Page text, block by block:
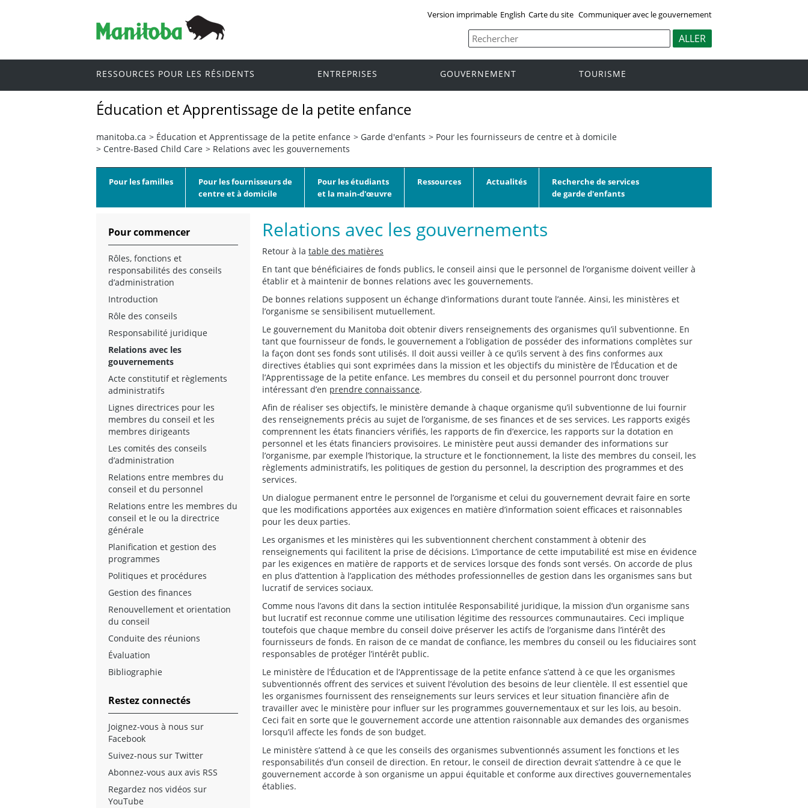
Version imprimable English Carte du site Communiquer avec le gouvernement
RESSOURCES POUR LES RÉSIDENTS ENTREPRISES GOUVERNEMENT TOURISME
Éducation et Apprentissage de la petite enfance
manitoba.ca > Éducation et Apprentissage de la petite enfance > Garde d'enfants > Pour les fournisseurs de centre et à domicile
> Centre-Based Child Care > Relations avec les gouvernements
Pour les familles
Pour les fournisseurs de
centre et à domicile
Pour les étudiants
et la main-d'œuvre
Ressources Actualités
Recherche de services
de garde d'enfants
Relations avec les gouvernements
Retour à la table des matières
En tant que bénéficiaires de fonds publics, le conseil ainsi que le personnel de l’organisme doivent veiller à
établir et à maintenir de bonnes relations avec les gouvernements.
De bonnes relations supposent un échange d’informations durant toute l’année. Ainsi, les ministères et
l’organisme se sensibilisent mutuellement.
Le gouvernement du Manitoba doit obtenir divers renseignements des organismes qu’il subventionne. En
tant que fournisseur de fonds, le gouvernement a l’obligation de posséder des informations complètes sur
la façon dont ses fonds sont utilisés. Il doit aussi veiller à ce qu’ils servent à des fins conformes aux
directives établies qui sont exprimées dans la mission et les objectifs du ministère de l’Éducation et de
l’Apprentissage de la petite enfance. Les membres du conseil et du personnel pourront donc trouver
intéressant d’en prendre connaissance.
Afin de réaliser ses objectifs, le ministère demande à chaque organisme qu’il subventionne de lui fournir
des renseignements précis au sujet de l’organisme, de ses finances et de ses services. Les rapports exigés
comprennent les états financiers vérifiés, les rapports de fin d’exercice, les rapports sur la dotation en
personnel et les états financiers provisoires. Le ministère peut aussi demander des informations sur
l’organisme, par exemple l’historique, la structure et le fonctionnement, la liste des membres du conseil, les
règlements administratifs, les politiques de gestion du personnel, la description des programmes et des
services.
Un dialogue permanent entre le personnel de l’organisme et celui du gouvernement devrait faire en sorte
que les modifications apportées aux exigences en matière d’information soient efficaces et raisonnables
pour les deux parties.
Les organismes et les ministères qui les subventionnent cherchent constamment à obtenir des
renseignements qui facilitent la prise de décisions. L’importance de cette imputabilité est mise en évidence
par les exigences en matière de rapports et de services lorsque des fonds sont versés. On accorde de plus
en plus d’attention à l’application des méthodes professionnelles de gestion dans les organismes sans but
lucratif de services sociaux.
Comme nous l’avons dit dans la section intitulée Responsabilité juridique, la mission d’un organisme sans
but lucratif est reconnue comme une utilisation légitime des ressources communautaires. Ceci implique
toutefois que chaque membre du conseil doive préserver les actifs de l’organisme dans l’intérêt des
fournisseurs de fonds. En raison de ce mandat de confiance, les membres du conseil ou les fiduciaires sont
responsables de protéger l’intérêt public.
Le ministère de l’Éducation et de l’Apprentissage de la petite enfance s’attend à ce que les organismes
subventionnés offrent des services et suivent l’évolution des besoins de leur clientèle. Il est essentiel que
les organismes fournissent des renseignements sur leurs services et leur situation financière afin de
travailler avec le ministère pour influer sur les programmes gouvernementaux et sur les lois, au besoin.
Ceci fait en sorte que le gouvernement accorde une attention raisonnable aux demandes des organismes
lorsqu’il affecte les fonds de son budget.
Le ministère s’attend à ce que les conseils des organismes subventionnés assument les fonctions et les
responsabilités d’un conseil de direction. En retour, le conseil de direction devrait s’attendre à ce que le
gouvernement accorde à son organisme un appui équitable et conforme aux directives gouvernementales
établies.
Pour commencer
Rôles, fonctions et
responsabilités des conseils
d’administration
Introduction
Rôle des conseils
Responsabilité juridique
Relations avec les
gouvernements
Acte constitutif et règlements
administratifs
Lignes directrices pour les
membres du conseil et les
membres dirigeants
Les comités des conseils
d’administration
Relations entre membres du
conseil et du personnel
Relations entre les membres du
conseil et le ou la directrice
générale
Planification et gestion des
programmes
Politiques et procédures
Gestion des finances
Renouvellement et orientation
du conseil
Conduite des réunions
Évaluation
Bibliographie
Restez connectés
Joignez-vous à nous sur
Facebook
Suivez-nous sur Twitter
Abonnez-vous aux avis RSS
Regardez nos vidéos sur
YouTube